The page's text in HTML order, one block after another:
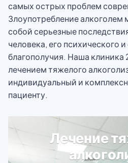
самых острых проблем
Злоупотребление алкоголем
собой серьезные
человека, его психического
благополучия. Наша клиника
лечением тяжелого
индивидуальный и
пациенту.
Лечение